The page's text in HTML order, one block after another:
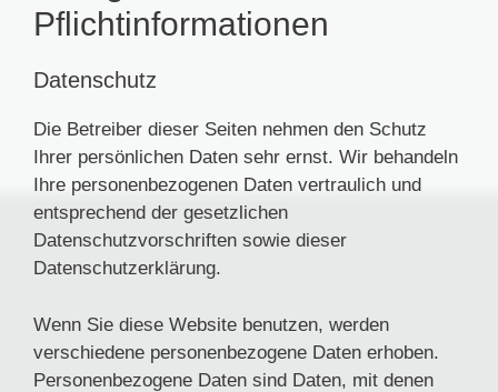
Pflicht­informationen
Datenschutz
Die Betreiber dieser Seiten nehmen den Schutz
Ihrer persönlichen Daten sehr ernst. Wir behandeln
Ihre personenbezogenen Daten vertraulich und
entsprechend der gesetzlichen
Datenschutzvorschriften sowie dieser
Datenschutzerklärung.
Wenn Sie diese Website benutzen, werden
verschiedene personenbezogene Daten erhoben.
Personenbezogene Daten sind Daten, mit denen